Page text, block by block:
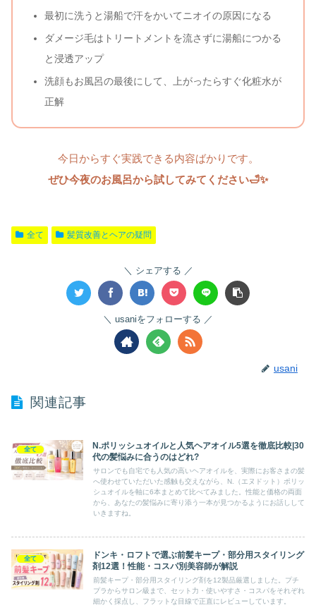
最初に洗うと湯船で汗をかいてニオイの原因になる
ダメージ毛はトリートメントを流さずに湯船につかる
と浸透アップ
洗顔もお風呂の最後にして、上がったらすぐ化粧水が
正解
今日からすぐ実践できる内容ばかりです。
ぜひ今夜のお風呂から試してみてください🛁✨
全て 髪質改善とヘアの疑問
シェアする
usaniをフォローする
usani
関連記事
全て
N.ポリッシュオイルと人気ヘアオイル5選を徹底比較|30
代の髪悩みに合うのはどれ?
サロンでも自宅でも人気の高いヘアオイルを、実際にお客さまの髪
へ使わせていただいた感触も交えながら、N.（エヌドット）ポリッ
シュオイルを軸に6本まとめて比べてみました。性能と価格の両面
から、あなたの髪悩みに寄り添う一本が見つかるようにお話しして
いきますね。
全て
ドンキ・ロフトで選ぶ前髪キープ・部分用スタイリング
剤12選！性能・コスパ別美容師が解説
前髪キープ・部分用スタイリング剤を12製品厳選しました。プチ
プラからサロン級まで、セット力・使いやすさ・コスパをそれぞれ
細かく採点し、フラットな目線で正直にレビューしています。